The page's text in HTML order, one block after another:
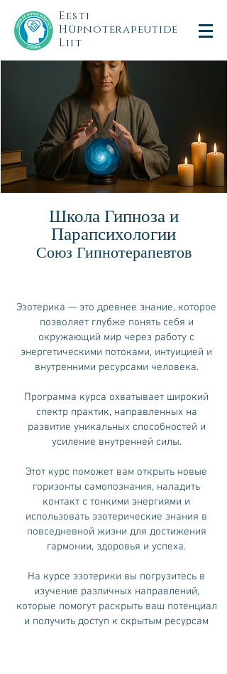
Eesti
Hüpnoterapeutide
Liit
Школа Гипноза и
Парапсихологии
Союз Гипнотерапевтов
Эзотерика — это древнее знание, которое
позволяет глубже понять себя и
окружающий мир через работу с
энергетическими потоками, интуицией и
внутренними ресурсами человека.
Программа курса охватывает широкий
спектр практик, направленных на
развитие уникальных способностей и
усиление внутренней силы.
Этот курс поможет вам открыть новые
горизонты самопознания, наладить
контакт с тонкими энергиями и
использовать эзотерические знания в
повседневной жизни для достижения
гармонии, здоровья и успеха.
На курсе эзотерики вы погрузитесь в
изучение различных направлений,
которые помогут раскрыть ваш потенциал
и получить доступ к скрытым ресурсам